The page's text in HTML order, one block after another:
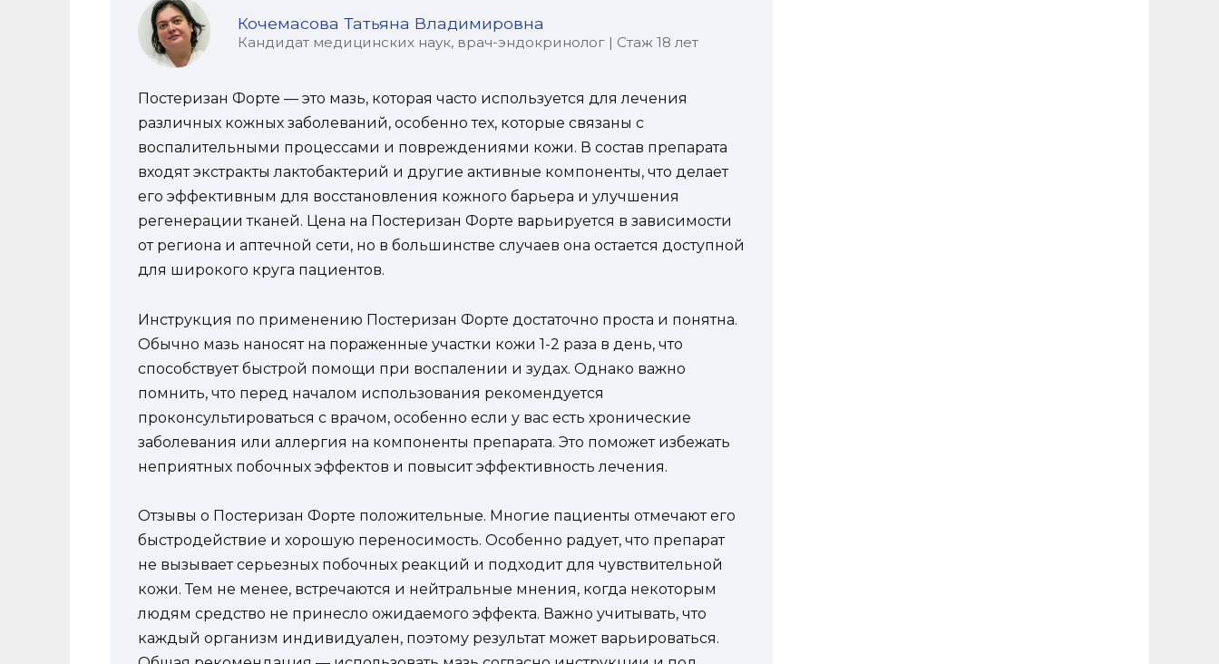
Кочемасова Татьяна Владимировна
Кандидат медицинских наук, врач-эндокринолог | Стаж 18 лет
Постеризан Форте — это мазь, которая часто используется для лечения
различных кожных заболеваний, особенно тех, которые связаны с
воспалительными процессами и повреждениями кожи. В состав препарата
входят экстракты лактобактерий и другие активные компоненты, что делает
его эффективным для восстановления кожного барьера и улучшения
регенерации тканей. Цена на Постеризан Форте варьируется в зависимости
от региона и аптечной сети, но в большинстве случаев она остается доступной
для широкого круга пациентов.
Инструкция по применению Постеризан Форте достаточно проста и понятна.
Обычно мазь наносят на пораженные участки кожи 1-2 раза в день, что
способствует быстрой помощи при воспалении и зудах. Однако важно
помнить, что перед началом использования рекомендуется
проконсультироваться с врачом, особенно если у вас есть хронические
заболевания или аллергия на компоненты препарата. Это поможет избежать
неприятных побочных эффектов и повысит эффективность лечения.
Отзывы о Постеризан Форте положительные. Многие пациенты отмечают его
быстродействие и хорошую переносимость. Особенно радует, что препарат
не вызывает серьезных побочных реакций и подходит для чувствительной
кожи. Тем не менее, встречаются и нейтральные мнения, когда некоторым
людям средство не принесло ожидаемого эффекта. Важно учитывать, что
каждый организм индивидуален, поэтому результат может варьироваться.